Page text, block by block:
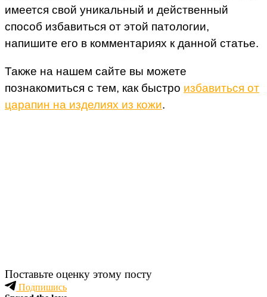
имеется свой уникальный и действенный
способ избавиться от этой патологии,
напишите его в комментариях к данной статье.
Также на нашем сайте вы можете
познакомиться с тем, как быстро избавиться от
царапин на изделиях из кожи.
Поставьте оценку этому посту
Подпишись